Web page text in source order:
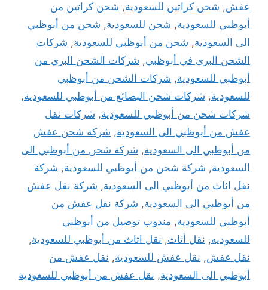
عفش, شحن كراتين للسعودية, شحن كراتين من
أبوظبي للسعودية, شحن للسعودية, شحن من أبوظبي
الى السعودية, شحن من أبوظبي للسعودية, شركات
الشحن البرى في أبوظبي, شركات الشحن البري من
أبوظبي للسعودية, شركات الشحن من أبوظبي
للسعودية, شركات شحن البضائع من أبوظبي للسعودية,
شركات شحن من أبوظبي للسعودية, شركات نقل
عفش من أبوظبي الى السعودية, شركة شحن عفش
من أبوظبي الى السعودية, شركة شحن من أبوظبي الى
السعودية, شركة شحن من أبوظبي للسعودية, شركة
نقل اثاث من أبوظبي الى السعودية, شركة نقل عفش
من أبوظبي الى السعودية, شركة نقل عفش من
أبوظبي للسعودية, مندوب توصيل من أبوظبي
للسعوديه, نقل أثاث, نقل اثاث من أبوظبي للسعودية,
نقل عفش, نقل عفش للسعودية, نقل عفش من
أبوظبي الى السعودية, نقل عفش من أبوظبي للسعودية